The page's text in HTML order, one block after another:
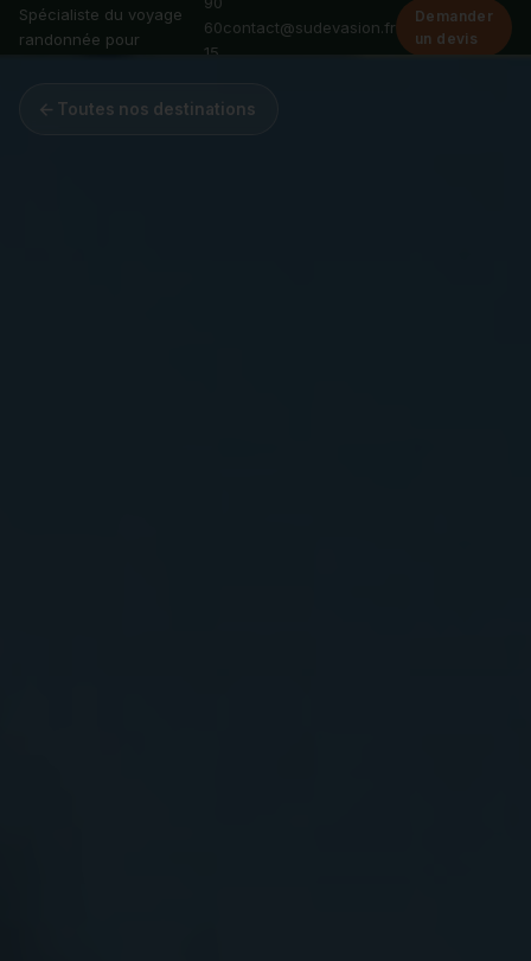
Spécialiste du voyage
randonnée pour
60
15
contact@sudevasion.fr
Demander
un devis
Toutes nos destinations